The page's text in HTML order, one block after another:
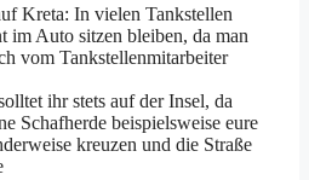
Kreta: In vielen Tankstellen
im Auto sitzen bleiben, da man
vom Tankstellenmitarbeiter
ihr stets auf der Insel, da
Schafherde beispielsweise eure
kreuzen und die Straße